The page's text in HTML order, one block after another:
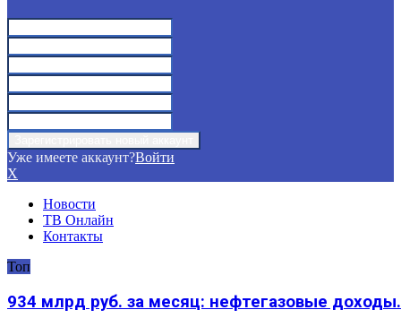
Уже имеете аккаунт?Войти
X
Новости
ТВ Онлайн
Контакты
Топ
934 млрд руб. за месяц: нефтегазовые